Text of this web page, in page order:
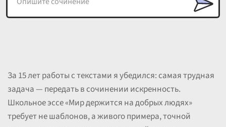
За 15 лет работы с текстами я убедился: самая трудная
задача — передать в сочинении искренность.
Школьное эссе «Мир держится на добрых людях»
требует не шаблонов, а живого примера, точной